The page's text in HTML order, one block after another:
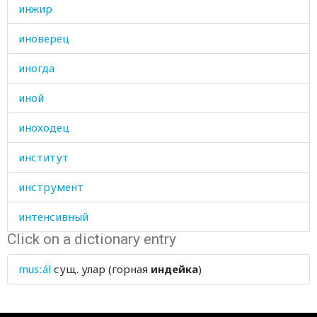
инжир
иноверец
иногда
иной
иноходец
институт
инструмент
интенсивный
интриги
искать
Click on a dictionary entry
musːál сущ. улар (горная индейка)